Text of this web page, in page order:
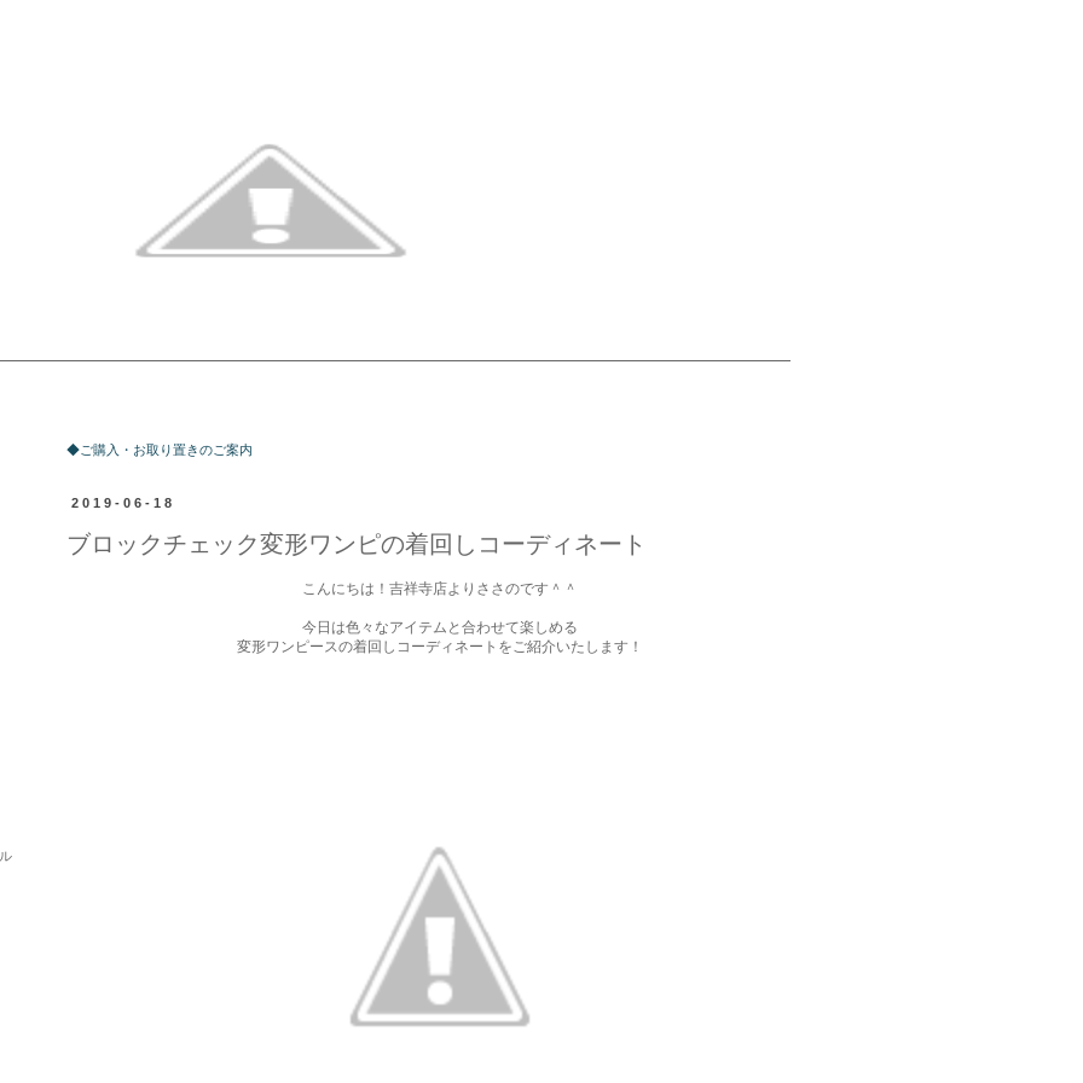
◆ご購入・お取り置きのご案内
2019-06-18
ブロックチェック変形ワンピの着回しコーディネート
こんにちは！吉祥寺店よりささのです＾＾
今日は色々なアイテムと合わせて楽しめる
変形ワンピースの着回しコーディネートをご紹介いたします！